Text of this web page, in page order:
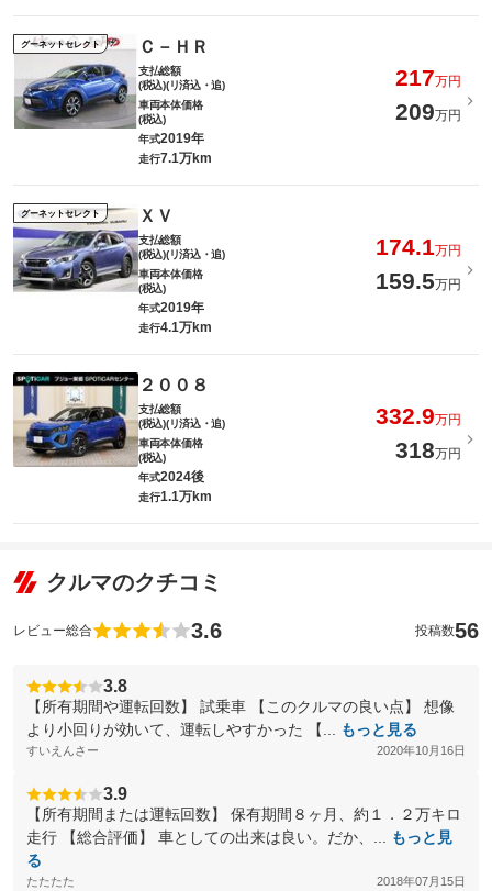
グーネットセレクト Ｃ－ＨＲ
支払総額
(税込)(リ済込・追)
217万円
車両本体価格
(税込)
209万円
年式2019年
走行7.1万km
グーネットセレクト ＸＶ
支払総額
(税込)(リ済込・追)
174.1万円
車両本体価格
(税込)
159.5万円
年式2019年
走行4.1万km
２００８
支払総額
(税込)(リ済込・追)
332.9万円
車両本体価格
(税込)
318万円
年式2024後
走行1.1万km
クルマのクチコミ
レビュー総合 3.6 投稿数56
3.8
【所有期間や運転回数】 試乗車 【このクルマの良い点】 想像
より小回りが効いて、運転しやすかった 【...
もっと見る
すいえんさー 2020年10月16日
3.9
【所有期間または運転回数】 保有期間８ヶ月、約１．２万キロ
走行 【総合評価】 車としての出来は良い。だか、...
もっと見
る
たたたた 2018年07月15日